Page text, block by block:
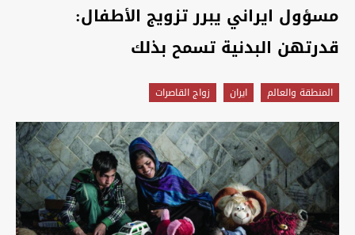
مسؤول ايراني يبرر تزويج الأطفال:
قدرتهن البدنية تسمح بذلك
المنطقة والعالم ايران زواج القاصرات